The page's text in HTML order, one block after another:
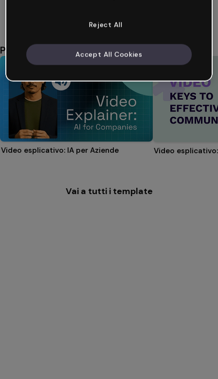
Potrebbe piacerti anche
Video esplicativo: IA per Aziende
Vai a tutti i template
Reject All
Accept All Cookies